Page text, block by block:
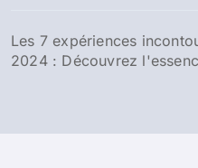
Les 7 expériences
2024 : Découvrez